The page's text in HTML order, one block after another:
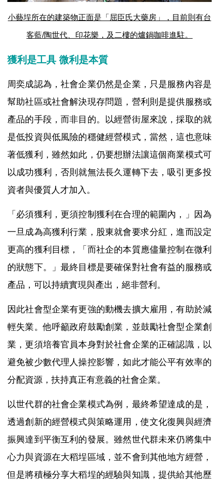
小藝埕所在的建築物正面是「屈臣氏大藥房」，目前則有台
客藍/陶世代、印花樂，及二樓的爐鍋咖啡進駐。
獲利是工具 微利是本質
周奕成認為，社會企業仍然是企業，只是服務內容是
幫助社區或社會解決現存問題，營利則是提供服務或
產品的手段，而非目的。以經營街屋來說，採取的就
是低投資與低風險的穩健經營模式，當然，這也意味
著低獲利，雖然如此，仍要想辦法讓這個商業模式可
以成功獲利，否則就無法長久運轉下去，吸引更多投
資者與優質人才加入。
「必須獲利，更須控制獲利在合理的範圍內，」因為
一旦成為高獲利行業，股東就會要求分紅，進而設定
更高的獲利目標，「而社企的本質應儘量控制在微利
的狀態下。」最終目標是要確保對社會有益的服務或
產品，可以持續實現與產出，絕非營利。
因此社會型企業有更強的動機去擴大雇用，有助於減
輕失業。他呼籲政府鼓勵創業，並鼓勵社會型企業創
業，更須培養官員本身對於社會企業的正確認識，以
避免被少數代理人操控影響，如此才能公平有效率的
分配資源，扶持真正有意義的社會企業。
以世代群的社會企業模式為例，最終希望達成的是，
透過創新的經營模式與策略運用，使文化復興與經濟
振興達到平衡互利的發展。雖然世代群未來仍將集中
心力與資源在大稻埕區域，並不會到其他地方經營，
但是將積極分享大稻埕的經驗與知識，提供給其他歷